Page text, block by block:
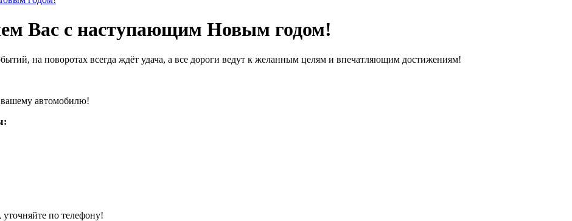
Вас с наступающим Новым годом!
на поворотах всегда ждёт удача, а все дороги ведут к желанным целям и впечатляющим достижениям!
вашему автомобилю!
по телефону!